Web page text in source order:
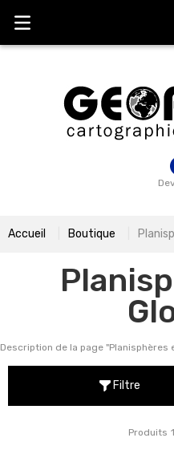
Accueil Boutique
Description de la page "Planisphères
Filtre
Produits